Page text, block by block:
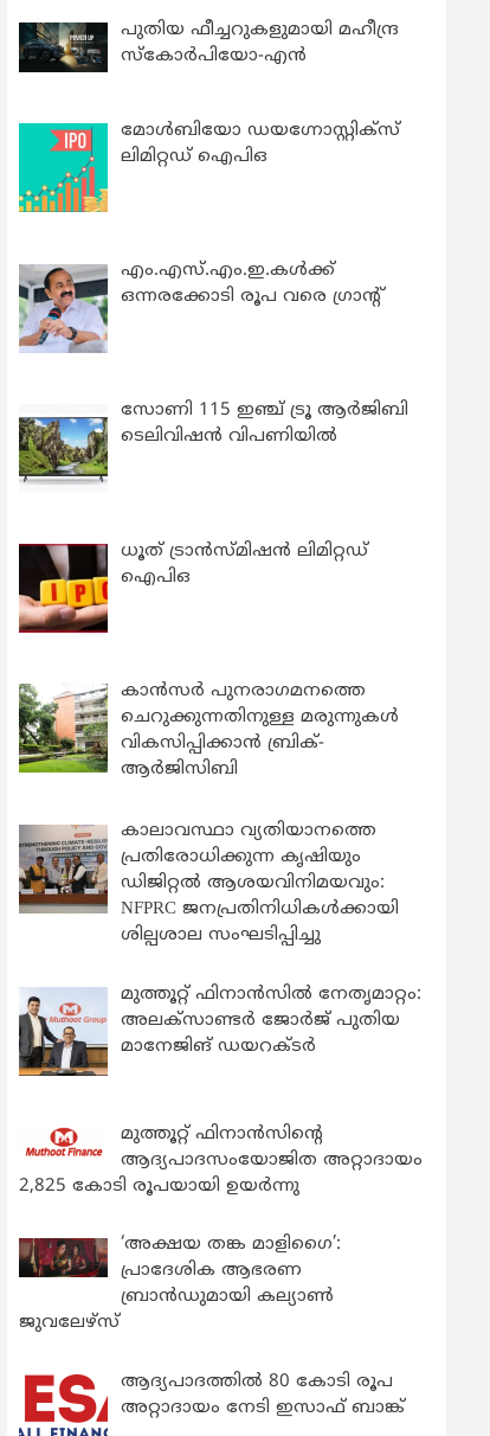
പുതിയ ഫീച്ചറുകളുമായി മഹീന്ദ്ര
സ്കോർപിയോ-എൻ
മോൾബിയോ ഡയഗ്നോസ്റ്റിക്സ്
ലിമിറ്റഡ് ഐപിഒ
എം.എസ്.എം.ഇ.കൾക്ക്
ഒന്നരക്കോടി രൂപ വരെ ഗ്രാന്റ്
സോണി 115 ഇഞ്ച് ട്രൂ ആർജിബി
ടെലിവിഷൻ വിപണിയിൽ
ധൂത് ട്രാൻസ്മിഷൻ ലിമിറ്റഡ്
ഐപിഒ
കാന്‍സര്‍ പുനരാഗമനത്തെ
ചെറുക്കുന്നതിനുള്ള മരുന്നുകള്‍
വികസിപ്പിക്കാന്‍ ബ്രിക്-
ആര്‍ജിസിബി
കാലാവസ്ഥാ വ്യതിയാനത്തെ
പ്രതിരോധിക്കുന്ന കൃഷിയും
ഡിജിറ്റൽ ആശയവിനിമയവും:
NFPRC ജനപ്രതിനിധികൾക്കായി
ശില്പശാല സംഘടിപ്പിച്ചു
മുത്തൂറ്റ് ഫിനാൻസിൽ നേതൃമാറ്റം:
അലക്സാണ്ടർ ജോർജ് പുതിയ
മാനേജിങ് ഡയറക്ടർ
മുത്തൂറ്റ് ഫിനാൻസിന്റെ
ആദ്യപാദസംയോജിത അറ്റാദായം
2,825 കോടി രൂപയായി ഉയർന്നു
‘അക്ഷയ തങ്ക മാളിഗൈ’:
പ്രാദേശിക ആഭരണ
ബ്രാന്‍ഡുമായി കല്യാണ്‍
ജുവലേഴ്‌സ്
ആദ്യപാദത്തിൽ 80 കോടി രൂപ
അറ്റാദായം നേടി ഇസാഫ് ബാങ്ക്